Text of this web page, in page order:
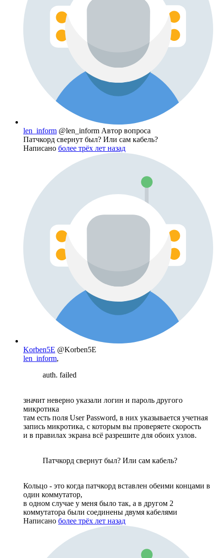
len_inform @len_inform Автор вопроса
Патчкорд свернут был? Или сам кабель?
Написано более трёх лет назад
Korben5E @Korben5E
len_inform,
auth. failed
значит неверно указали логин и пароль другого
микротика
там есть поля User Password, в них указывается учетная
запись микротика, с которым вы проверяете скорость
и в правилах экрана всё разрешите для обоих узлов.
Патчкорд свернут был? Или сам кабель?
Кольцо - это когда патчкорд вставлен обеими концами в
один коммутатор,
в одном случае у меня было так, а в другом 2
коммутатора были соединены двумя кабелями
Написано более трёх лет назад